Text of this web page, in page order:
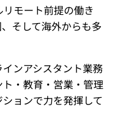
モート前提の働き
そして海外からも多
ンアシスタント業務
・教育・営業・管理
ョンで力を発揮して